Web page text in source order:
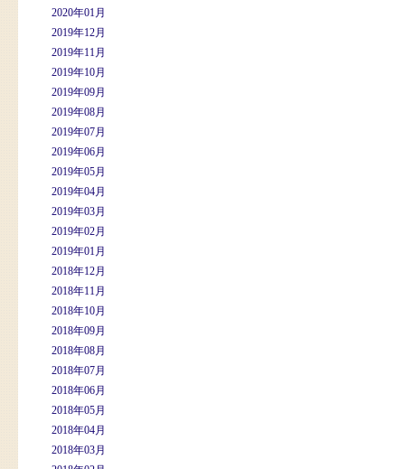
2020年01月
2019年12月
2019年11月
2019年10月
2019年09月
2019年08月
2019年07月
2019年06月
2019年05月
2019年04月
2019年03月
2019年02月
2019年01月
2018年12月
2018年11月
2018年10月
2018年09月
2018年08月
2018年07月
2018年06月
2018年05月
2018年04月
2018年03月